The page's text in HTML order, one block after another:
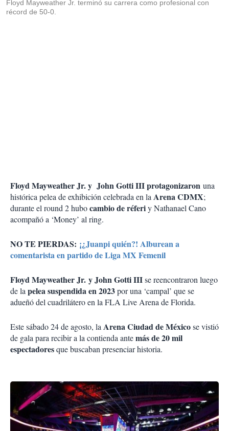
Floyd Mayweather Jr. terminó su carrera como profesional con
récord de 50-0.
Floyd Mayweather Jr. y John Gotti III protagonizaron una
histórica pelea de exhibición celebrada en laArena CDMX;
durante el round 2 hubocambio de réferiy Nathanael Cano
acompañó a ‘Money’ al ring.
NO TE PIERDAS: ¡¿Juanpi quién?! Alburean a
comentarista en partido de Liga MX Femenil
Floyd Mayweather Jr. y John Gotti IIIse reencontraron luego
de lapelea suspendida en 2023por una ‘campal’ que se
adueñó del cuadrilátero en la FLA Live Arena de Florida.
Este sábado 24 de agosto, laArena Ciudad de Méxicose vistió
de gala para recibir a la contienda antemás de 20 mil
espectadoresque buscaban presenciar historia.